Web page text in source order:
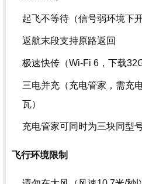
起飞不等待（信号弱环境下
返航末段支持原路返回
极速快传（Wi-Fi 6，下载
三电并充（充电管家，需充
瓦）
充电管家可同时为三块同型
飞行环境限制